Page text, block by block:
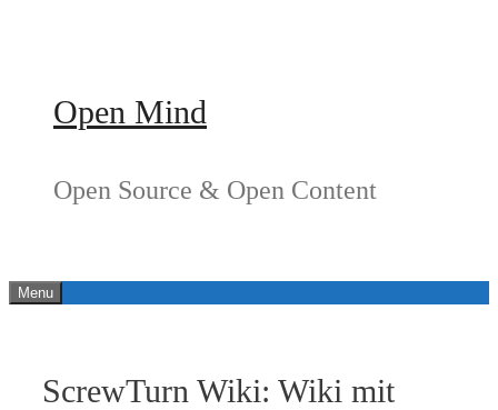
Open Mind
Open Source & Open Content
Menu
ScrewTurn Wiki: Wiki mit